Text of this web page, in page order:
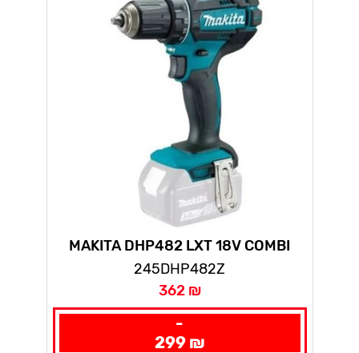
MAKITA DHP482 LXT 18V COMBI
DRILL
245DHP482Z
362 ₪
-
299 ₪